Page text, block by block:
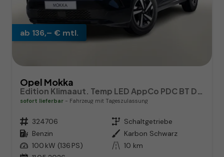
ab 136,– € mtl.
Opel Mokka
sofort lieferbar Fahrzeug mit Tageszulassung
Fahrzeugnr. 324706 Getriebe Schaltgetriebe
Kraftstoff Benzin Außenfarbe Karbon Schwarz
Leistung 100 kW (136 PS) Kilometerstand 10 km